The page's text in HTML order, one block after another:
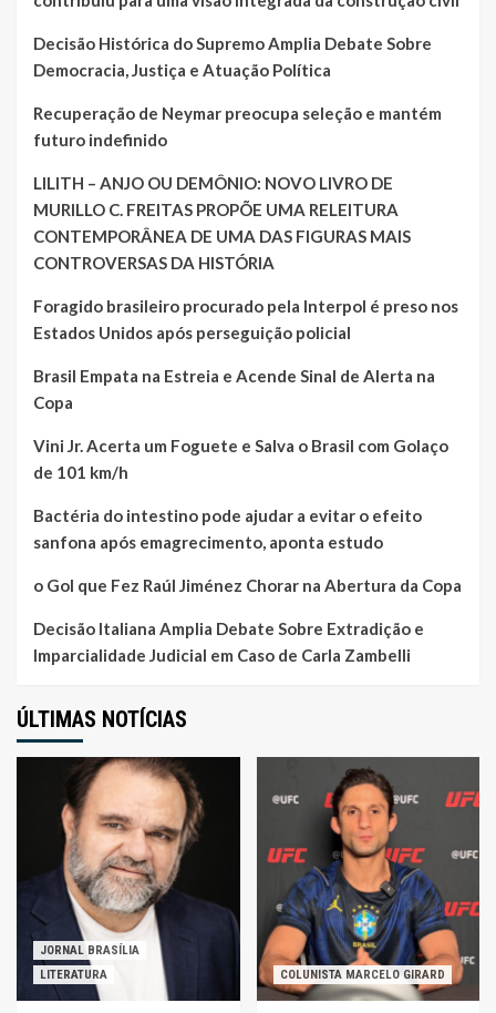
Decisão Histórica do Supremo Amplia Debate Sobre
Democracia, Justiça e Atuação Política
Recuperação de Neymar preocupa seleção e mantém
futuro indefinido
LILITH – ANJO OU DEMÔNIO: NOVO LIVRO DE
MURILLO C. FREITAS PROPÕE UMA RELEITURA
CONTEMPORÂNEA DE UMA DAS FIGURAS MAIS
CONTROVERSAS DA HISTÓRIA
Foragido brasileiro procurado pela Interpol é preso nos
Estados Unidos após perseguição policial
Brasil Empata na Estreia e Acende Sinal de Alerta na
Copa
Vini Jr. Acerta um Foguete e Salva o Brasil com Golaço
de 101 km/h
Bactéria do intestino pode ajudar a evitar o efeito
sanfona após emagrecimento, aponta estudo
o Gol que Fez Raúl Jiménez Chorar na Abertura da Copa
Decisão Italiana Amplia Debate Sobre Extradição e
Imparcialidade Judicial em Caso de Carla Zambelli
ÚLTIMAS NOTÍCIAS
JORNAL BRASÍLIA
LITERATURA
COLUNISTA MARCELO GIRARD